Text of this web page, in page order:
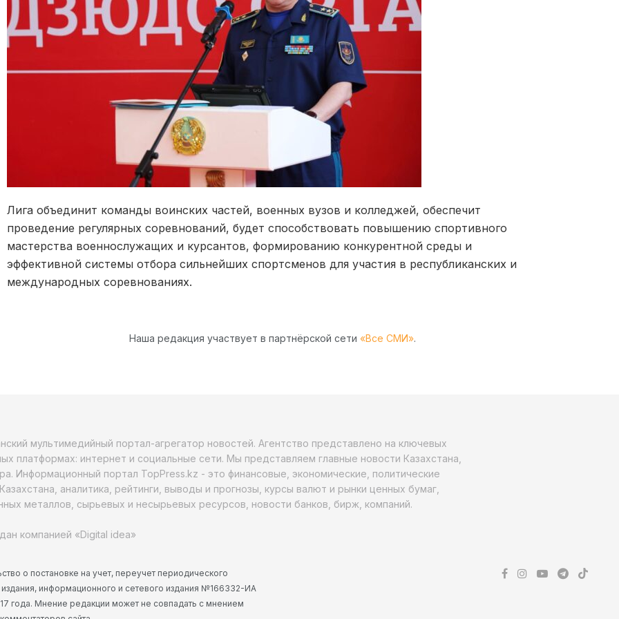
Лига объединит команды воинских частей, военных вузов и колледжей, обеспечит
проведение регулярных соревнований, будет способствовать повышению спортивного
мастерства военнослужащих и курсантов, формированию конкурентной среды и
эффективной системы отбора сильнейших спортсменов для участия в республиканских и
международных соревнованиях.
Наша редакция участвует в партнёрской сети «Все СМИ».
мультимедийный портал-агрегатор новостей. Агентство представлено на ключевых
платформах: интернет и социальные сети. Мы представляем главные новости Казахстана,
Информационный портал TopPress.kz - это финансовые, экономические, политические
аналитика, рейтинги, выводы и прогнозы, курсы валют и рынки ценных бумаг,
металлов, сырьевых и несырьевых ресурсов, новости банков, бирж, компаний.
компанией «Digital idea»
о постановке на учет, переучет периодического
издания, информационного и сетевого издания №166332-ИА
года. Мнение редакции может не совпадать с мнением